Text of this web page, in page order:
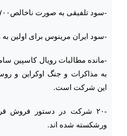
-سود تلفیقی به صورت ناخالص۴۷۰۰ میلیارد تومان است‌
-سود ایران مرینوس برای اولین
-مانده مطالبات رویال کاسپین
به مذاکرات و جنگ اوکراین و
این شرکت است.
-۲۰ شرکت در دستور فروش
ورشکسته شده اند‌.